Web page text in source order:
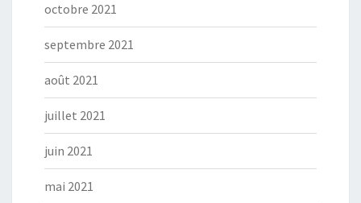
octobre 2021
septembre 2021
août 2021
juillet 2021
juin 2021
mai 2021